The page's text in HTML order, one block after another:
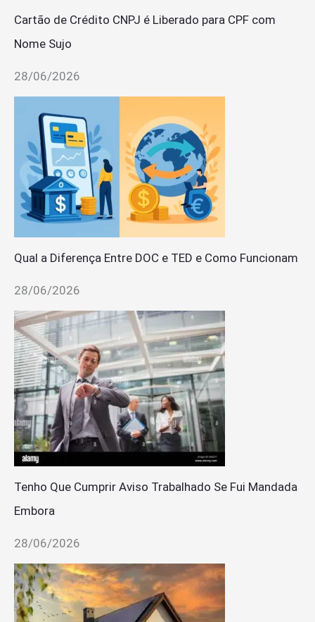
Cartão de Crédito CNPJ é Liberado para CPF com
Nome Sujo
28/06/2026
Qual a Diferença Entre DOC e TED e Como Funcionam
28/06/2026
Tenho Que Cumprir Aviso Trabalhado Se Fui Mandada
Embora
28/06/2026